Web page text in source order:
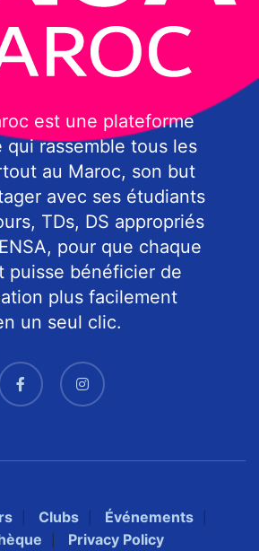
est une plateforme
qui rassemble tous les
au Maroc, son but
avec ses étudiants
TDs, DS appropriés
pour que chaque
puisse bénéficier de
plus facilement
un seul clic.
Clubs
Événements
Privacy Policy